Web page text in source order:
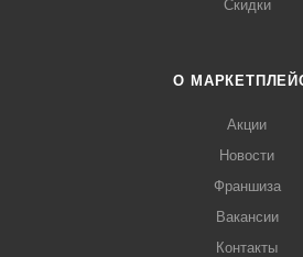
Скидки
О
Акции
Новости
Франшиза
Вакансии
Контакты